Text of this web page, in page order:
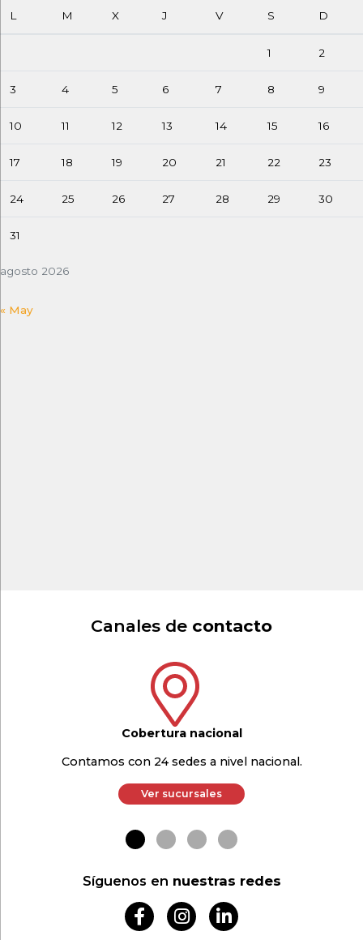
agosto 2026
L M X J V S D
1 2
3 4 5 6 7 8 9
10 11 12 13 14 15 16
17 18 19 20 21 22 23
24 25 26 27 28 29 30
31
« May
Canales de contacto
Cobertura nacional
Contamos con 24 sedes a nivel nacional.
Ver sucursales
Síguenos en nuestras redes